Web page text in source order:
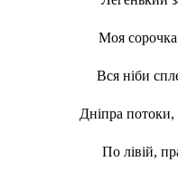
Моя
Вся ніби
Дніпра потоки,
По лівій,